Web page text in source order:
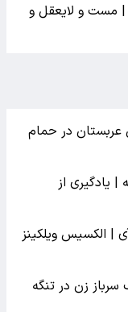
| مست و لایعقل و
عربستان در حمام
معلم زن با شاگرد ۱۷ ساله | یادگیری از
| الکسیس ویلکینز
زن در تنگه